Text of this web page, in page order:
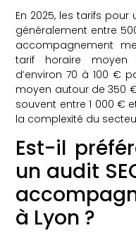
En 2025, les tarifs pour
généralement entre
accompagnement
tarif horaire moyen
d’environ 70 à 100 €
moyen autour de 350
souvent entre 1 000 €
la complexité du
Est-il
un audit
à Lyon ?